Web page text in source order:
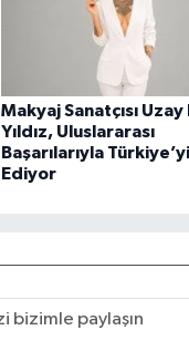
Makyaj Sanatçısı Uzay
Yıldız, Uluslararası
Başarılarıyla
Ediyor